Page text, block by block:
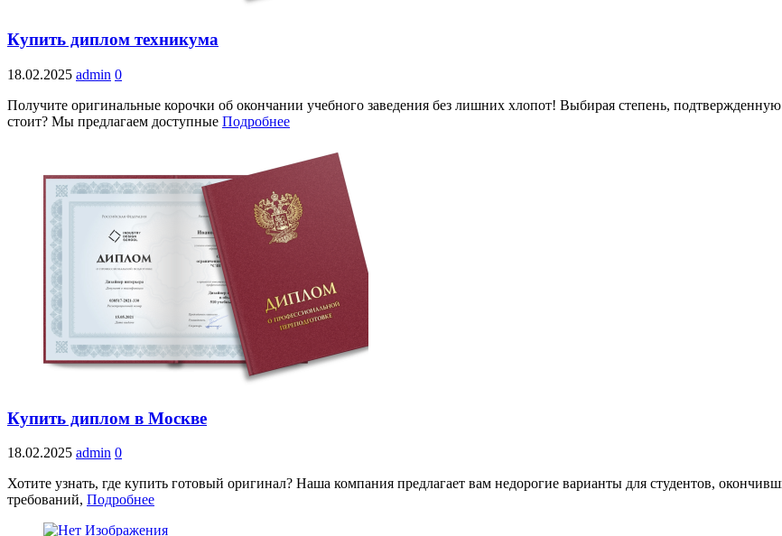
Купить диплом техникума
18.02.2025 admin 0
Получите оригинальные корочки об окончании учебного заведения без лишних хлопот! Выбирая степень,
стоит? Мы предлагаем доступные Подробнее
Купить диплом в Москве
18.02.2025 admin 0
Хотите узнать, где купить готовый оригинал? Наша компания предлагает вам недорогие варианты для студентов,
требований, Подробнее